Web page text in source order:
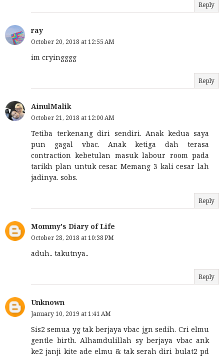
Reply
ray
October 20, 2018 at 12:55 AM
im cryingggg
Reply
AinulMalik
October 21, 2018 at 12:00 AM
Tetiba terkenang diri sendiri. Anak kedua saya
pun gagal vbac. Anak ketiga dah terasa
contraction kebetulan masuk labour room pada
tarikh plan untuk cesar. Memang 3 kali cesar lah
jadinya. sobs.
Reply
Mommy's Diary of Life
October 28, 2018 at 10:38 PM
aduh.. takutnya..
Reply
Unknown
January 10, 2019 at 1:41 AM
Sis2 semua yg tak berjaya vbac jgn sedih. Cri elmu
gentle birth. Alhamdulillah sy berjaya vbac ank
ke2 janji kite ade elmu & tak serah diri bulat2 pd